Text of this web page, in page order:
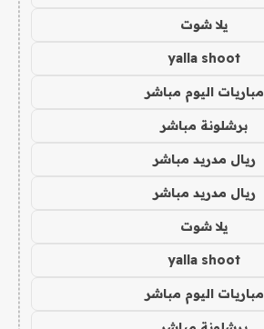
يلا شوت
yalla shoot
مباريات اليوم مباشر
برشلونة مباشر
ريال مدريد مباشر
ريال مدريد مباشر
يلا شوت
yalla shoot
مباريات اليوم مباشر